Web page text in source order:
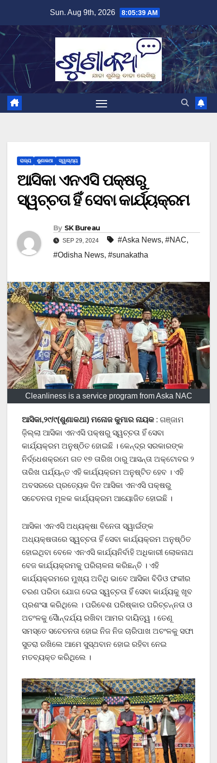
content
Sun. Aug 9th, 2026 8:05:39 AM
ରାଜ୍ୟ ଶୁଣାକଥା ସ୍ୱାସ୍ଥ୍ୟ
ଆସିକା ଏନଏସି ପକ୍ଷରୁ
ସ୍ୱଚ୍ଚତା ହିଁ ସେବା କାର୍ଯ୍ୟକ୍ରମ
By SK Bureau
SEP 29, 2024 #Aska News, #NAC,
#Odisha News, #sunakatha
Cleanliness is a service program from Aska NAC
ଆସିକା,୨୯/୯(ଶୁଣାକଥା) ମନୋଜ କୁମାର ନାୟକ : ଗଞ୍ଜାମ
ଜ଼ିଲ୍ଲା ଆସିକା ଏନଏସି ପକ୍ଷରୁ ସ୍ୱଚ୍ଚତା ହିଁ ସେବା
କାର୍ଯ୍ୟକ୍ରମ ଅନୁଷ୍ଠିତ ହୋଇଛି । କେନ୍ଦ୍ର ସରକାରଙ୍କ
ନିର୍ଦ୍ଧେଶକ୍ରମେ ଗତ ୧୭ ତାରିଖ ଠାରୁ ଆସନ୍ତା ଅକ୍ଟୋବର ୨
ତାରିଖ ପର୍ଯ୍ୟନ୍ତ ଏହି କାର୍ଯ୍ୟକ୍ରମ ଅନୁଷ୍ଟିତ ହେବ । ଏହି
ଅବସରରେ ପ୍ରତ୍ୟେକ ଦିନ ଆସିକା ଏନଏସି ପକ୍ଷରୁ
ସଚେତନତା ମୂଳକ କାର୍ଯ୍ୟକ୍ରମ ଆୟୋଜିତ ହୋଇଛି ।
ଆସିକା ଏନଏସି ଅଧ୍ୟକ୍ଷା ବିନେତା ସ୍ୱାଇଁଙ୍କ
ଅଧ୍ୟକ୍ଷତାରେ ସ୍ୱଚ୍ଚତା ହିଁ ସେବା କାର୍ଯ୍ୟକ୍ରମ ଅନୁଷ୍ଠିତ
ହୋଇଥିବା ବେଳେ ଏନଏସି କାର୍ଯ୍ୟନିର୍ବାହି ଅଧିକାରୀ ଲୋକନାଥ
ବେଜ କାର୍ଯ୍ୟକ୍ରମକୁ ପରିଚାଳନା କରିଛନ୍ତି । ଏହି
କାର୍ଯ୍ୟକ୍ରମରେ ମୁଖ୍ୟ ଅତିଥି ଭାବେ ଆସିକା ବିଡିଓ ଫକୀର
ଚରଣ ପରିଡା ଯୋଗ ଦେଇ ସ୍ୱଚ୍ଚତା ହିଁ ସେବା କାର୍ଯ୍ୟକୁ ଖୂବ
ପ୍ରଶଂସା କରିଥିଲେ । ପରିବେଶ ପରିଷ୍କାର ପରିଚ୍ଚନ୍ନତା ଓ
ଅଚଂଳକୁ ସୈାନ୍ଦର୍ଯ୍ୟ ରଖିବା ଆମର ଦାୟିତ୍ୱ । ତେଣୂ
ସମସ୍ତେ ସଚେତନତା ହୋଇ ନିଜ ନିଜ ଚାରିପାଖ ଅଚଂଳକୁ ସଫା
ସୁତରା ରଖିଲେ ଆମେ ସୁସ୍ଥବାନ ହୋଇ ରହିବା ନେଇ
ମତବ୍ୟକ୍ତ କରିଥିଲେ ।